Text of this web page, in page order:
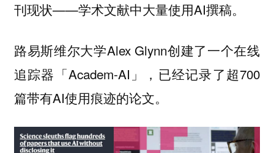
刊现状——学术文献中大量使用AI撰稿。
路易斯维尔大学Alex Glynn创建了一个在线
追踪器「Academ-AI」，已经记录了超700
篇带有AI使用痕迹的论文。